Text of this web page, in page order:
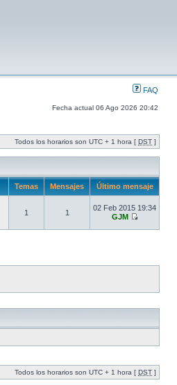
FAQ
Fecha actual 06 Ago 2026 20:42
Todos los horarios son UTC + 1 hora [ DST ]
Temas Mensajes Último mensaje
1 1
02 Feb 2015 19:34
GJM
Todos los horarios son UTC + 1 hora [ DST ]